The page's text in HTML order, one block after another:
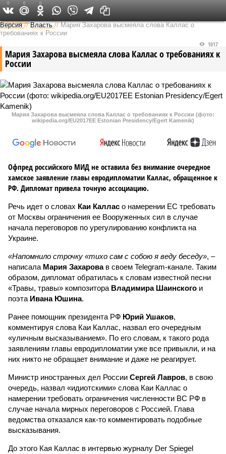
Федеральный выпуск
Версия //Власть //Мария Захарова высмеяла слова Каллас о
требованиях к России
Мария Захарова высмеяла слова Каллас о требованиях к
России
1017
Мария Захарова высмеяла слова Каллас о требованиях к России (фото:
wikipedia.org/EU2017EE Estonian Presidency/Egert Kamenik)
Офпред российского МИД не оставила без внимание очередное
хамское заявление главы евродипломатии Каллас, обращенное к
РФ. Дипломат привела точную ассоциацию.
Речь идет о словах Каи Каллас о намерении ЕС требовать
от Москвы ограничения ее Вооруженных сил в случае
начала переговоров по урегулированию конфликта на
Украине.
«Напомнило строчку «тихо сам с собою я веду беседу», –
написала Мария Захаровав своем Telegram-канале. Таким
образом, дипломат обратилась к словам известной песни
«Травы, травы» композитора Владимира Шаинского и
поэта Ивана Юшина.
Ранее помощник президента РФ Юрий Ушаков,
комментируя слова Каи Каллас, назвал его очередным
«уличным высказыванием». По его словам, к такого рода
заявлениям главы евродипломатии уже все привыкли, и на
них никто не обращает внимание и даже не реагирует.
Министр иностранных дел России Сергей Лавров, в свою
очередь, назвал «идиотскими» слова Каи Каллас о
намерении требовать ограничения численности ВС РФ в
случае начала мирных переговоров с Россией. Глава
ведомства отказался как-то комментировать подобные
высказывания.
До этого Кая Каллас в интервью журналу Der Spiegel
0 0 0